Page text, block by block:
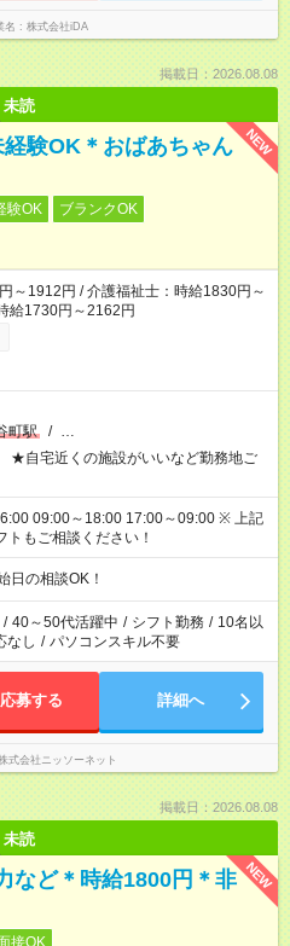
名 株式会社iDA
掲載日：2026.08.08
未読
NEW
験OK＊おばあちゃん
験OK
ブランクOK
～1912円 / 介護福祉士：時給1830円～
給1730円～2162円
町駅 / …
★自宅近くの施設がいいなど勤務地ご
09:00～18:00 17:00～09:00 ※ 上記
もご相談ください！
の相談OK！
/ 40～50代活躍中 / シフト勤務 / 10名以
なし / パソコンスキル不要
応募する 詳細へ
式会社ニッソーネット
掲載日：2026.08.08
未読
NEW
など＊時給1800円＊非
接OK